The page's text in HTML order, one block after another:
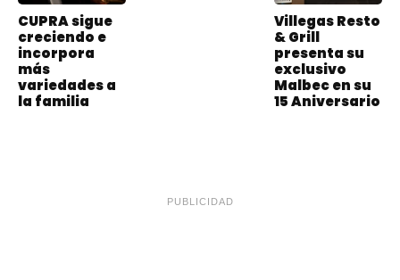
CUPRA sigue
creciendo e
incorpora
más
variedades a
la familia
Villegas Resto
& Grill
presenta su
exclusivo
Malbec en su
15 Aniversario
PUBLICIDAD